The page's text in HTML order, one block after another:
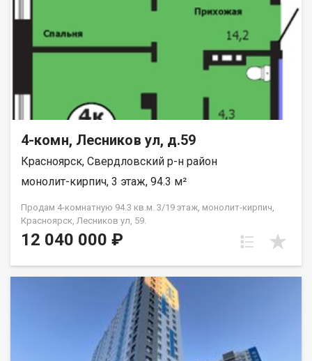
4-комн, Лесников ул, д.59
Красноярск, Свердловский р-н район
монолит-кирпич, 3 этаж, 94.3 м²
Продам 4-комнатную 94.3 кв.м. 3/19 этаж, монолит-кирпич,
Красноярск, Лесников ул, 59.
12 040 000 ₽